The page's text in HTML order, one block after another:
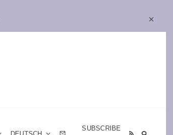
DEUTSCH
SUBSCRIBE